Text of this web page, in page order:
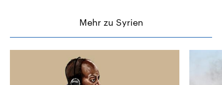
Mehr zu Syrien